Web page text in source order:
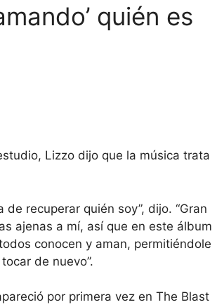
quién es
Lizzo dijo que la música trata
recuperar quién soy”, dijo. “Gran
ajenas a mí, así que en este álbum
conocen y aman, permitiéndole
de nuevo”.
por primera vez en The Blast